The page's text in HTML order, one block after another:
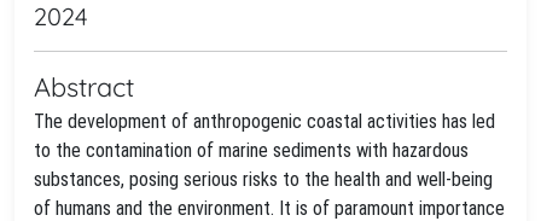
2024
Abstract
The development of anthropogenic coastal activities has led
to the contamination of marine sediments with hazardous
substances, posing serious risks to the health and well-being
of humans and the environment. It is of paramount importance